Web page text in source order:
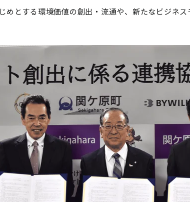
とする環境価値の創出・流通や、新たなビジネス